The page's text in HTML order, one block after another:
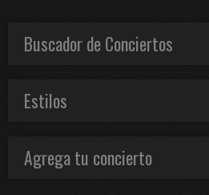
Buscador de Conciertos
Estilos
Agrega tu concierto